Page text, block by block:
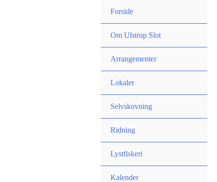
Forside
Om Ulstrup Slot
Arrangementer
Lokaler
Selvskovning
Ridning
Lystfiskeri
Kalender